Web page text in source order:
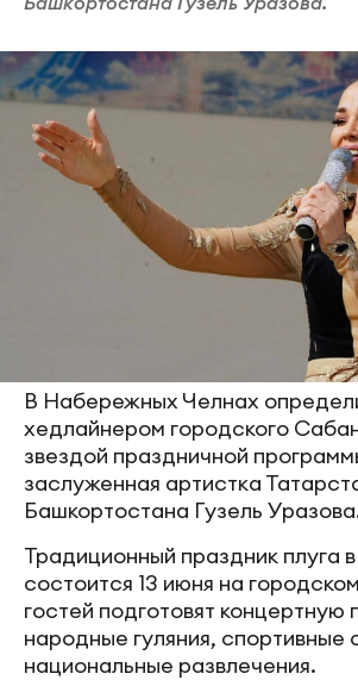
В Набережных Челнах
хедлайнером городского
звездой праздничной
заслуженная артистка
Башкортостана Гузель
Традиционный праздник плуга
состоится 13 июня на
гостей подготовят концертную
народные гуляния, спортивные
национальные развлечения.